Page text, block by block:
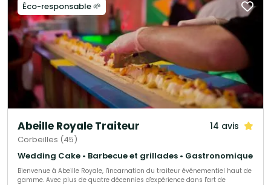
Éco-responsable 🌱
Abeille Royale Traiteur 14 avis
Corbeilles (45)
Wedding Cake • Barbecue et grillades • Gastronomique
Bienvenue à Abeille Royale, l'incarnation du traiteur événementiel haut de
gamme. Avec plus de quatre décennies d'expérience dans l'art de